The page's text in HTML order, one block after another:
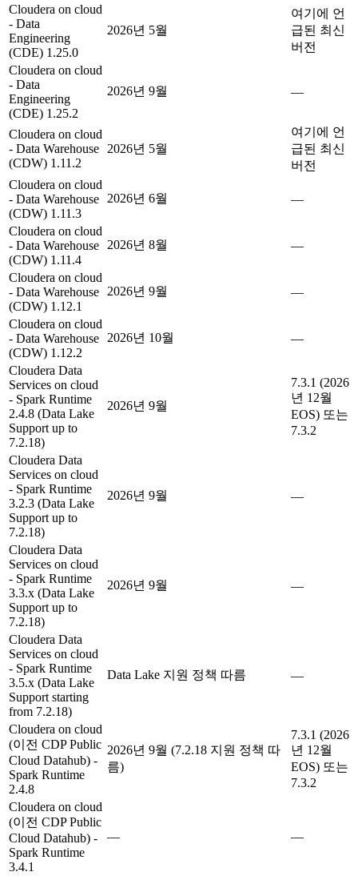
Cloudera on cloud
- Data
Engineering
(CDE) 1.25.0
2026년 5월
여기에 언
급된 최신
버전
Cloudera on cloud
- Data
Engineering
(CDE) 1.25.2
2026년 9월 —
Cloudera on cloud
- Data Warehouse
(CDW) 1.11.2
2026년 5월
여기에 언
급된 최신
버전
Cloudera on cloud
- Data Warehouse
(CDW) 1.11.3
2026년 6월 —
Cloudera on cloud
- Data Warehouse
(CDW) 1.11.4
2026년 8월 —
Cloudera on cloud
- Data Warehouse
(CDW) 1.12.1
2026년 9월 —
Cloudera on cloud
- Data Warehouse
(CDW) 1.12.2
2026년 10월 —
Cloudera Data
Services on cloud
- Spark Runtime
2.4.8 (Data Lake
Support up to
7.2.18)
2026년 9월
7.3.1 (2026
년 12월
EOS) 또는
7.3.2
Cloudera Data
Services on cloud
- Spark Runtime
3.2.3 (Data Lake
Support up to
7.2.18)
2026년 9월 —
Cloudera Data
Services on cloud
- Spark Runtime
3.3.x (Data Lake
Support up to
7.2.18)
2026년 9월 —
Cloudera Data
Services on cloud
- Spark Runtime
3.5.x (Data Lake
Support starting
from 7.2.18)
Data Lake 지원 정책 따름 —
Cloudera on cloud
(이전 CDP Public
Cloud Datahub) -
Spark Runtime
2.4.8
2026년 9월 (7.2.18 지원 정책 따
름)
7.3.1 (2026
년 12월
EOS) 또는
7.3.2
Cloudera on cloud
(이전 CDP Public
Cloud Datahub) -
Spark Runtime
3.4.1
— —